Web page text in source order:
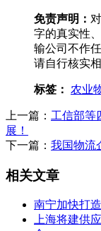
免责声明：
字的真实性
输公司不作
请自行核实相
标签： 农业
上一篇： 工信部等
展！
下一篇： 我国物流
相关文章
南宁加快打
上海将建供